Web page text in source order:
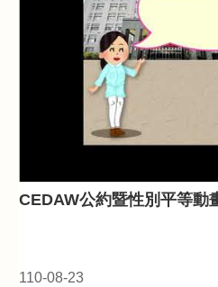
05:15-12:14 4.新世代媽媽影片
17:06 5.不舒服的回憶（劇情
（互動）26:10-39:18 7.向偏見
CEDAW公約暨性別平等動
110-08-23